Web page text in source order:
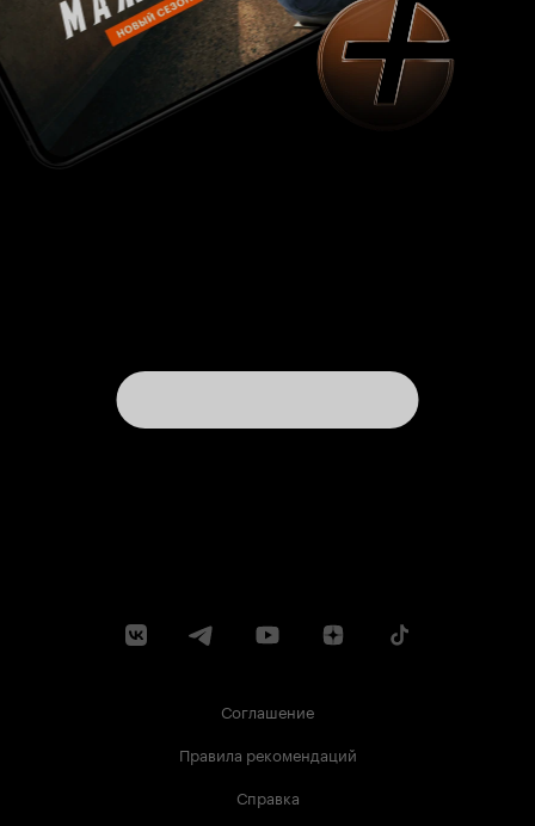
Соглашение
Правила рекомендаций
Справка